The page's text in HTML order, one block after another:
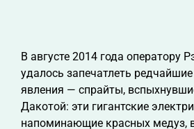
В августе 2014 года оператору
удалось запечатлеть
явления — спрайты,
Дакотой: эти гигантские
напоминающие красных медуз,